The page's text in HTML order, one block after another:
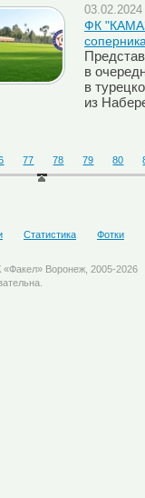
ФК
в
в
из
77 78 79 80
Статистика Фотки
Воронеж, 2005-2026